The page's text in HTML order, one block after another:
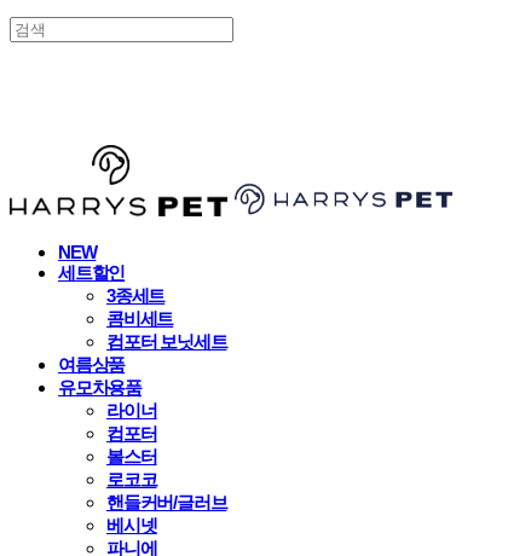
NEW
세트할인
3종세트
콤비세트
컴포터 보닛세트
여름상품
유모차용품
라이너
컴포터
볼스터
로코코
핸들커버/글러브
베시넷
파니에